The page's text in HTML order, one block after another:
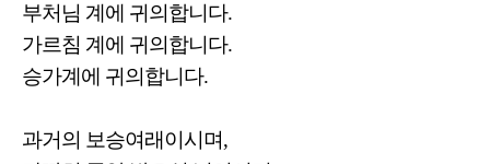
부처님 계에 귀의합니다.
가르침 계에 귀의합니다.
승가계에 귀의합니다.
과거의 보승여래이시며,